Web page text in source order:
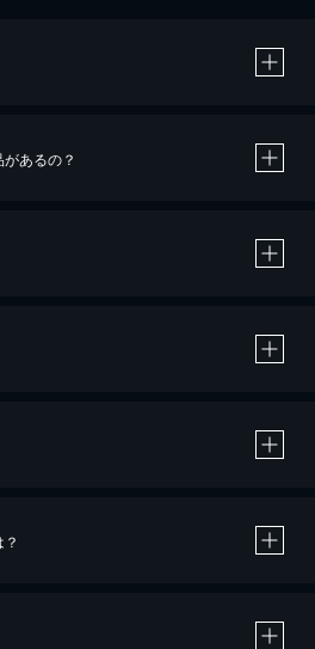
あるの？
トカード決済による作品の購入 / レンタルです。